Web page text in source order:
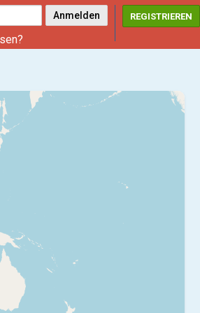
REGISTRIEREN